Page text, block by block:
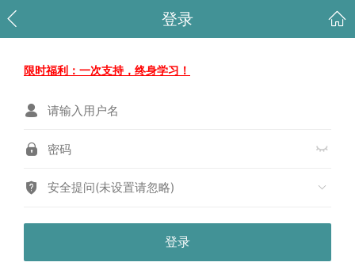
登录
限时福利：一次支持，终身学习！
安全提问(未设置请忽略)
登录